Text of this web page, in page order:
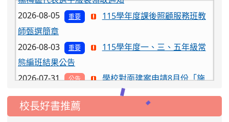
2026-08-05
重要
115學年度課後照顧服務班教
師甄選簡章
2026-08-03
態編班結果公告
2026-07-31
公告
工車輛臨停」一案，請各位用路人留意
2026-07-17
公告
公告-115年桃園市運動會國小
游泳比賽楊梅區代表選手 集訓及比賽通知
校長好書推薦